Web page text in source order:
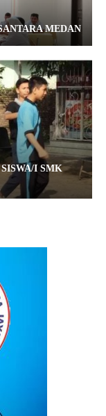
MEDAN
I SMK